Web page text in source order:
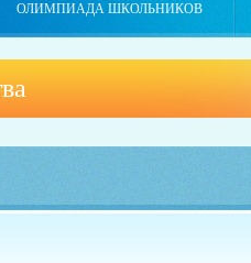
ОЛИМПИАДА ШКОЛЬНИКОВ